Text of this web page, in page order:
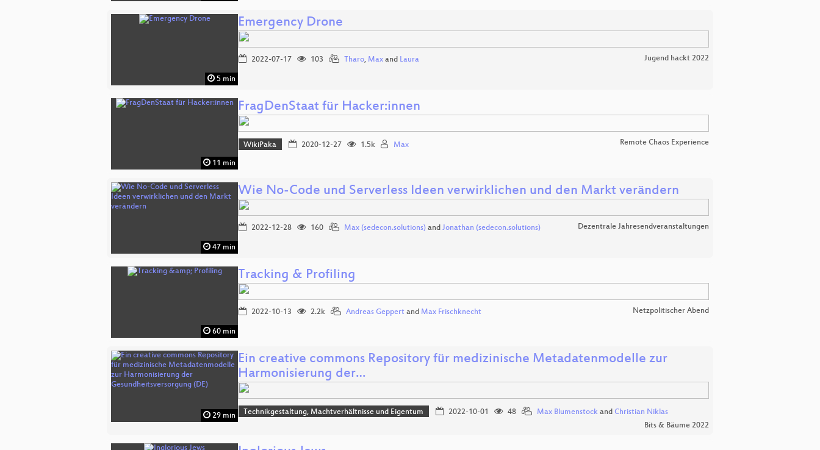
5 min
Emergency Drone
2022-07-17 103 Tharo, Max and Laura Jugend hackt 2022
11 min
FragDenStaat für Hacker:innen
WikiPaka 2020-12-27 1.5k Max Remote Chaos Experience
47 min
Wie No-Code und Serverless Ideen verwirklichen und den Markt verändern
2022-12-28 160 Max (sedecon.solutions) and Jonathan (sedecon.solutions) Dezentrale Jahresendveranstaltungen
60 min
Tracking & Profiling
2022-10-13 2.2k Andreas Geppert and Max Frischknecht Netzpolitischer Abend
29 min
Ein creative commons Repository für medizinische Metadatenmodelle zur
Harmonisierung der…
Technikgestaltung, Machtverhältnisse und Eigentum 2022-10-01 48 Max Blumenstockand Christian Niklas
Bits & Bäume 2022